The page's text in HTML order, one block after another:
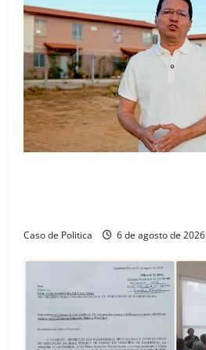
Caso de Politica 6 de agosto de 2026